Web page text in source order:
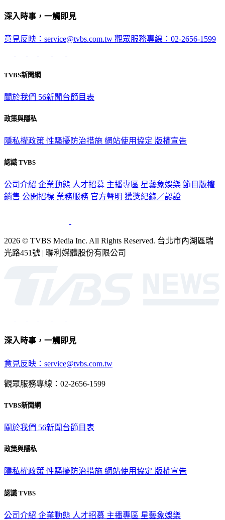
深入時事，一觸即見
意見反映：service@tvbs.com.tw 觀眾服務專線：02-2656-1599
TVBS新聞網
關於我們 56新聞台節目表
政策與隱私
隱私權政策 性騷擾防治措施 網站使用協定 版權宣告
認識 TVBS
公司介紹 企業動態 人才招募 主播專區 星藝象娛樂 節目版權
銷售 公開招標 業務服務 官方聲明 獲獎紀錄／認證
2026 © TVBS Media Inc. All Rights Reserved. 台北市內湖區瑞
光路451號 | 聯利媒體股份有限公司
深入時事，一觸即見
意見反映：service@tvbs.com.tw
觀眾服務專線：02-2656-1599
TVBS新聞網
關於我們 56新聞台節目表
政策與隱私
隱私權政策 性騷擾防治措施 網站使用協定 版權宣告
認識 TVBS
公司介紹 企業動態 人才招募 主播專區 星藝象娛樂